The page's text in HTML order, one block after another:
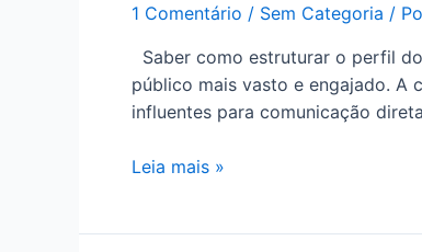
1 Comentário / Sem Categoria /
Saber como estruturar o perfil
público mais vasto e engajado. A
influentes para comunicação
Leia mais »